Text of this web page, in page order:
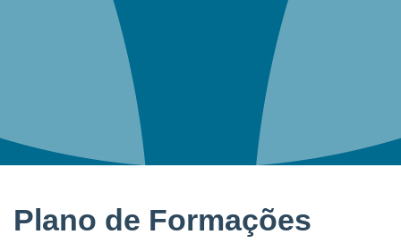
Plano de Formações